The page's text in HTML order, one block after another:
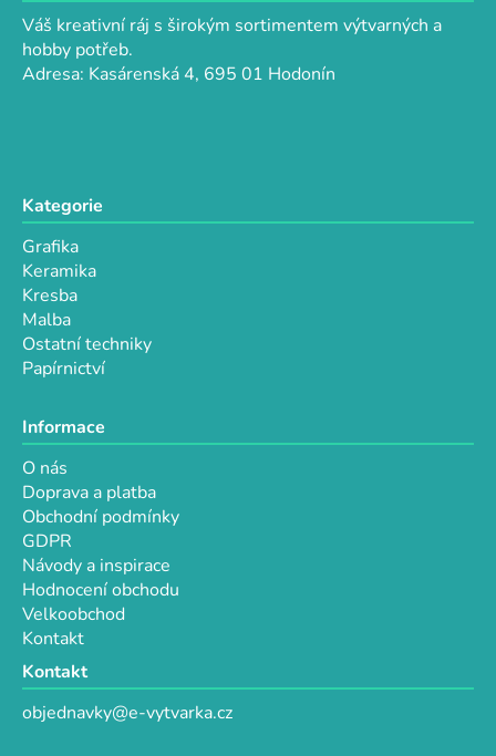
Váš kreativní ráj s širokým sortimentem výtvarných a
hobby potřeb.
Adresa: Kasárenská 4, 695 01 Hodonín
Kategorie
Grafika
Keramika
Kresba
Malba
Ostatní techniky
Papírnictví
Informace
O nás
Doprava a platba
Obchodní podmínky
GDPR
Návody a inspirace
Hodnocení obchodu
Velkoobchod
Kontakt
Kontakt
objednavky@e-vytvarka.cz